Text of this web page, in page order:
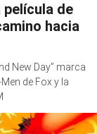
película de
hacia
New Day” marca
de Fox y la